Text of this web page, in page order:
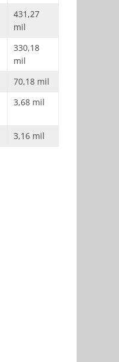
431,27
mil
330,18
mil
70,18 mil
3,68 mil
3,16 mil